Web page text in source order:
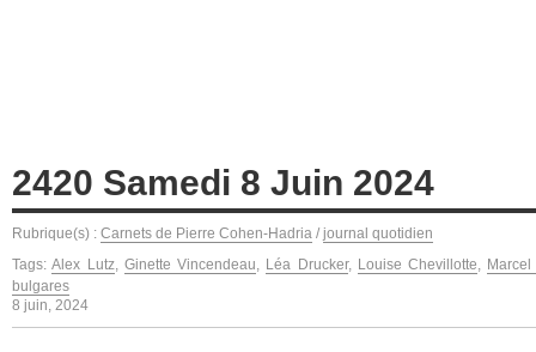
2420 Samedi 8 Juin 2024
Rubrique(s) : Carnets de Pierre Cohen-Hadria / journal quotidien
Tags:Alex Lutz, Ginette Vincendeau, Léa Drucker, Louise Chevillotte,
bulgares
8 juin, 2024